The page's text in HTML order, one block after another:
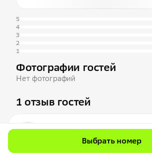
5
4
3
2
1
Фотографии гостей
Нет фотографий
1 отзыв гостей
Dmitrii
Выбрать номер